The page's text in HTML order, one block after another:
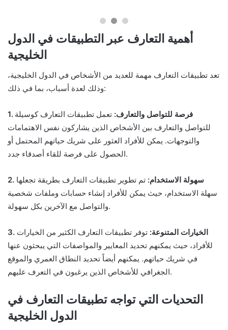
أهمية التعارف عبر التطبيقات في الدول
الخليجية
تعد تطبيقات التعارف مهمة للعديد من الأشخاص في الدول الخليجية،
وذلك لعدة أسباب، بما في ذلك:
1. فرصة للتواصل والتعارف: تعمل تطبيقات التعارف كوسيلة
للتواصل والتعارف بين الأشخاص الذين يشاركون نفس الاهتمامات
والتوجهات. يمكن للأفراد العثور على شريك حياتهم المحتمل أو
الحصول على فرصة للقاء أصدقاء جدد.
2. سهولة الاستخدام: تم تطوير تطبيقات التعارف بطريقة تجعلها
سهلة الاستخدام، حيث يمكن للأفراد إنشاء حسابات وملفات شخصية
والتواصل مع الآخرين بكل سهولة.
3. الخيارات المتنوعة: توفر تطبيقات التعارف الكثير من الخيارات
للأفراد، حيث يمكنهم تحديد المعايير والمواصفات التي يبحثون عنها
في شريك حياتهم. يمكنهم أيضاً تحديد النطاق العمري والموقع
الجغرافي للأشخاص الذين يرغبون في التعرف عليهم.
التحديات التي تواجه تطبيقات التعارف في
الدول الخليجية